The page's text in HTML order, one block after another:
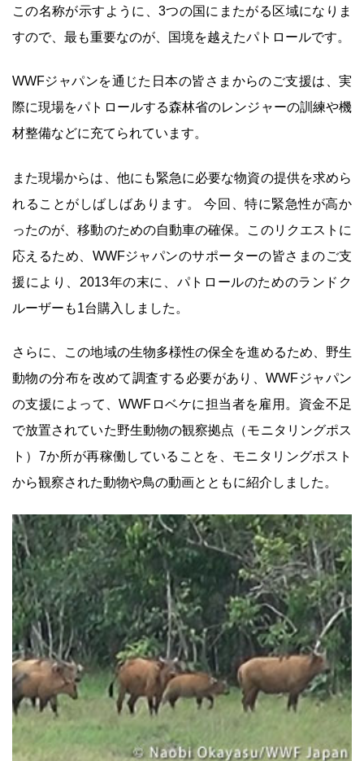
この名称が示すように、3つの国にまたがる区域になりま
すので、最も重要なのが、国境を越えたパトロールです。
WWFジャパンを通じた日本の皆さまからのご支援は、実
際に現場をパトロールする森林省のレンジャーの訓練や機
材整備などに充てられています。
また現場からは、他にも緊急に必要な物資の提供を求めら
れることがしばしばあります。 今回、特に緊急性が高か
ったのが、移動のための自動車の確保。このリクエストに
応えるため、WWFジャパンのサポーターの皆さまのご支
援により、2013年の末に、パトロールのためのランドク
ルーザーも1台購入しました。
さらに、この地域の生物多様性の保全を進めるため、野生
動物の分布を改めて調査する必要があり、WWFジャパン
の支援によって、WWFロベケに担当者を雇用。資金不足
で放置されていた野生動物の観察拠点（モニタリングポス
ト）7か所が再稼働していることを、モニタリングポスト
から観察された動物や鳥の動画とともに紹介しました。